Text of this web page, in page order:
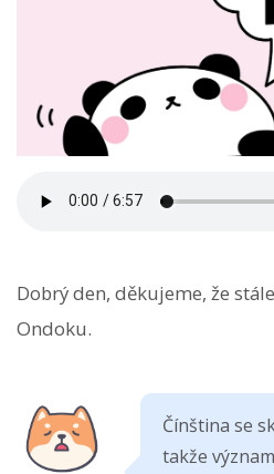
Dobrý den, děkujeme, že
Ondoku.
Čínština se
takže